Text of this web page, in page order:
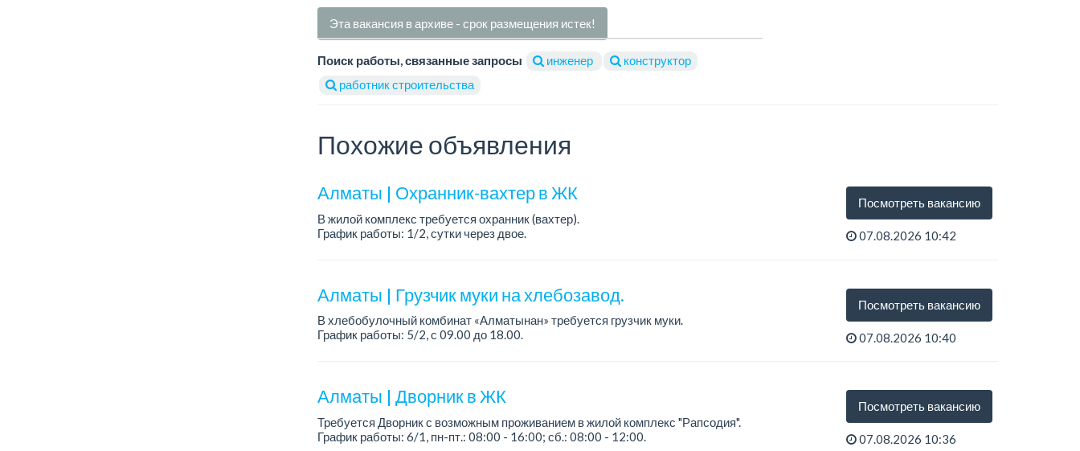
Эта вакансия в архиве - срок размещения истек!
Поиск работы, связанные запросы инженер
конструктор
работник строительства
Похожие объявления
Алматы | Охранник-вахтер в ЖК
В жилой комплекс требуется охранник (вахтер).
График работы: 1/2, сутки через двое.
Посмотреть вакансию
07.08.2026 10:42
Алматы | Грузчик муки на хлебозавод.
В хлебобулочный комбинат «Алматынан» требуется грузчик муки.
График работы: 5/2, с 09.00 до 18.00.
Посмотреть вакансию
07.08.2026 10:40
Алматы | Дворник в ЖК
Требуется Дворник с возможным проживанием в жилой комплекс "Рапсодия".
График работы: 6/1, пн-пт.: 08:00 - 16:00; сб.: 08:00 - 12:00.
Посмотреть вакансию
07.08.2026 10:36